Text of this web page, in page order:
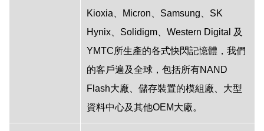
Kioxia、Micron、Samsung、SK
Hynix、Solidigm、Western Digital 及
YMTC所生產的各式快閃記憶體，我們
的客戶遍及全球，包括所有NAND
Flash大廠、儲存裝置的模組廠、大型
資料中心及其他OEM大廠。